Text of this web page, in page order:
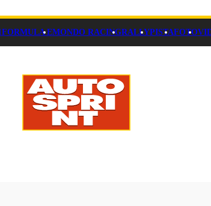
FORMULA EMONDO RACINGRALLYPISTAFOTO